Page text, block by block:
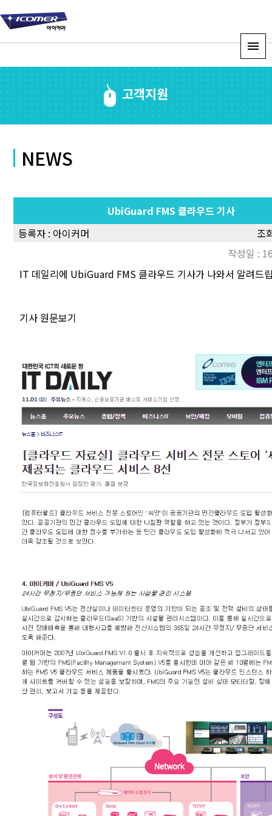
고객지원
NEWS
UbiGuard FMS 클라우드 기사
등록자 : 아이커머
조
작성일 :
IT 데일리에 UbiGuard FMS 클라우드 기사가 나와서 알려드
기사 원문보기